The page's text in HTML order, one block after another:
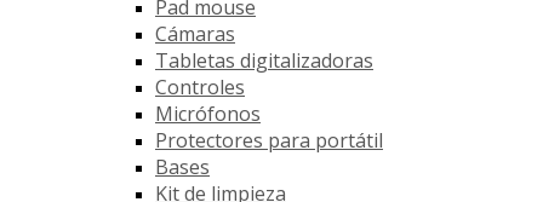
Pad mouse
Cámaras
Tabletas digitalizadoras
Controles
Micrófonos
Protectores para portátil
Bases
Kit de limpieza